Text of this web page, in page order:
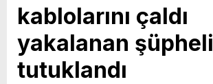
kablolarını çaldı
yakalanan şüpheli
tutuklandı